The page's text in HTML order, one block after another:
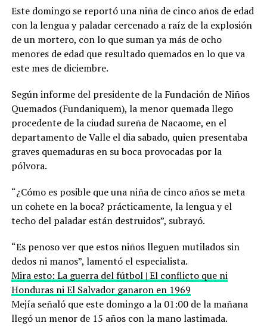
Este domingo se reportó una niña de cinco años de edad
con la lengua y paladar cercenado a raíz de la explosión
de un mortero, con lo que suman ya más de ocho
menores de edad que resultado quemados en lo que va
este mes de diciembre.
Según informe del presidente de la Fundación de Niños
Quemados (Fundaniquem), la menor quemada llego
procedente de la ciudad sureña de Nacaome, en el
departamento de Valle el dia sabado, quien presentaba
graves quemaduras en su boca provocadas por la
pólvora.
“¿Cómo es posible que una niña de cinco años se meta
un cohete en la boca? prácticamente, la lengua y el
techo del paladar están destruidos”, subrayó.
“Es penoso ver que estos niños lleguen mutilados sin
dedos ni manos”, lamentó el especialista.
Mira esto: La guerra del fútbol | El conflicto que ni
Honduras ni El Salvador ganaron en 1969
Mejía señaló que este domingo a la 01:00 de la mañana
llegó un menor de 15 años con la mano lastimada.